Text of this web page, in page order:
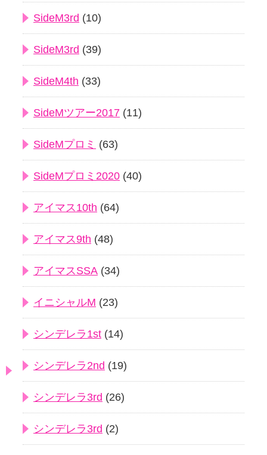
SideM3rd (10)
SideM3rd (39)
SideM4th (33)
SideMツアー2017 (11)
SideMプロミ (63)
SideMプロミ2020 (40)
アイマス10th (64)
アイマス9th (48)
アイマスSSA (34)
イニシャルM (23)
シンデレラ1st (14)
シンデレラ2nd (19)
シンデレラ3rd (26)
シンデレラ3rd (2)